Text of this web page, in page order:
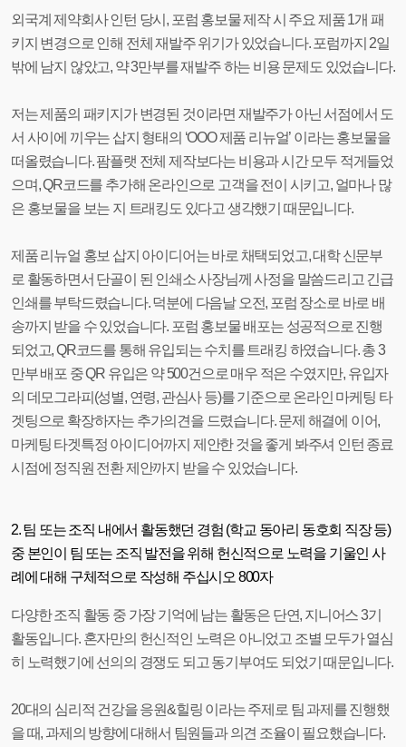
외국계 제약회사 인턴 당시, 포럼 홍보물 제작 시 주요 제품 1개 패
키지 변경으로 인해 전체 재발주 위기가 있었습니다. 포럼까지 2일
밖에 남지 않았고, 약 3만부를 재발주 하는 비용 문제도 있었습니다.
저는 제품의 패키지가 변경된 것이라면 재발주가 아닌 서점에서 도
서 사이에 끼우는 삽지 형태의 ‘OOO 제품 리뉴얼’ 이라는 홍보물을
떠올렸습니다. 팜플랫 전체 제작보다는 비용과 시간 모두 적게들었
으며, QR코드를 추가해 온라인으로 고객을 전이 시키고, 얼마나 많
은 홍보물을 보는 지 트래킹도 있다고 생각했기 때문입니다.
제품 리뉴얼 홍보 삽지 아이디어는 바로 채택되었고, 대학 신문부
로 활동하면서 단골이 된 인쇄소 사장님께 사정을 말씀드리고 긴급
인쇄를 부탁드렸습니다. 덕분에 다음날 오전, 포럼 장소로 바로 배
송까지 받을 수 있었습니다. 포럼 홍보물 배포는 성공적으로 진행
되었고, QR코드를 통해 유입되는 수치를 트래킹 하였습니다. 총 3
만부 배포 중 QR 유입은 약 500건으로 매우 적은 수였지만, 유입자
의 데모그라피(성별, 연령, 관심사 등)를 기준으로 온라인 마케팅 타
겟팅으로 확장하자는 추가의견을 드렸습니다. 문제 해결에 이어,
마케팅 타겟특정 아이디어까지 제안한 것을 좋게 봐주셔 인턴 종료
시점에 정직원 전환 제안까지 받을 수 있었습니다.
2. 팀 또는 조직 내에서 활동했던 경험 (학교 동아리 동호회 직장 등)
중 본인이 팀 또는 조직 발전을 위해 헌신적으로 노력을 기울인 사
례에 대해 구체적으로 작성해 주십시오 800자
다양한 조직 활동 중 가장 기억에 남는 활동은 단연, 지니어스 3기
활동입니다. 혼자만의 헌신적인 노력은 아니었고 조별 모두가 열심
히 노력했기에 선의의 경쟁도 되고 동기부여도 되었기 때문입니다.
20대의 심리적 건강을 응원&힐링 이라는 주제로 팀 과제를 진행했
을 때, 과제의 방향에 대해서 팀원들과 의견 조율이 필요했습니다.